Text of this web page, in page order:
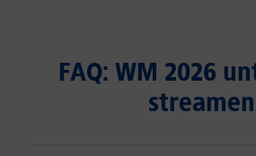
FAQ: WM 2026
streamen